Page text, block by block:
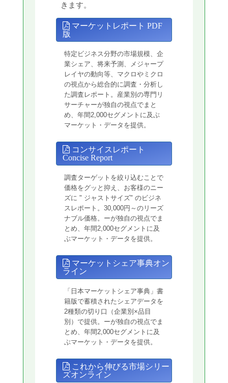
きます。
マーケットレポート PDF
版
特定ビジネス分野の市場規模、企
業シェア、将来予測、メジャープ
レイヤの動向等、マクロやミクロ
の視点から総合的に調査・分析し
た調査レポート。産業別の専門リ
サーチャーが独自の視点でまと
め、年間2,000セグメントに及ぶ
マーケット・データを提供。
コンサイスレポート
Concise Report
調査ターゲットを絞り込むことで
価格をグッと抑え、お客様のニー
ズに " ジャストサイズ" のビジネ
スレポート。30,000円～のリーズ
ナブル価格。ーが独自の視点でま
とめ、年間2,000セグメントに及
ぶマーケット・データを提供。
マーケットシェア事典オン
ライン
「日本マーケットシェア事典」書
籍版で蓄積されたシェアデータを
2種類の切り口（企業別×品目
別）で提供。ーが独自の視点でま
とめ、年間2,000セグメントに及
ぶマーケット・データを提供。
これから伸びる市場シリー
ズオンライン